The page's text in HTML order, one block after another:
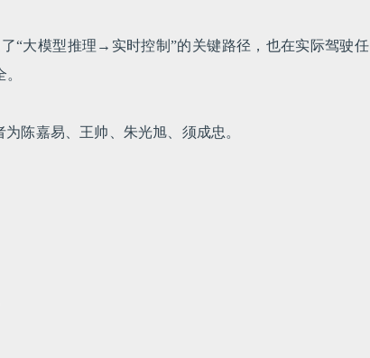
“大模型推理→实时控制”的关键路径，也在实际驾驶任
陈嘉易、王帅、朱光旭、须成忠。